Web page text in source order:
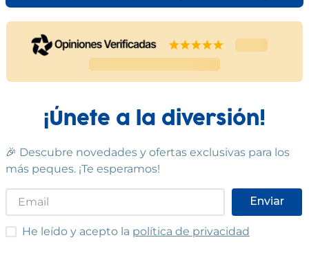
¡Únete a la diversión!
🎉 Descubre novedades y ofertas exclusivas para los
más peques. ¡Te esperamos!
Enviar
He leído y acepto las condiciones
He leído y acepto la política de privacidad